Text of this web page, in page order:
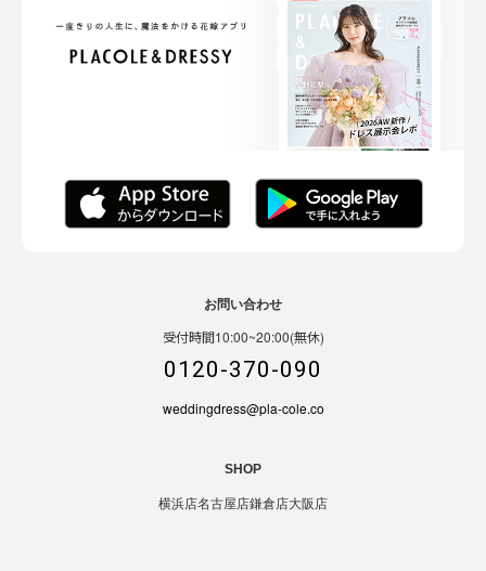
お問い合わせ
受付時間10:00~20:00(無休)
0120-370-090
weddingdress@pla-cole.co
SHOP
横浜店名古屋店鎌倉店大阪店